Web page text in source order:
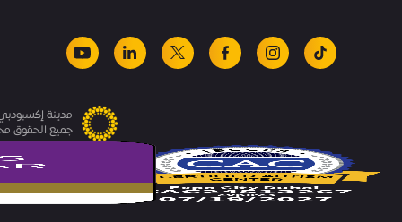
tiktok
instagram
facebook
x
linkedin
youtube
مدينة
جميع الحقوق